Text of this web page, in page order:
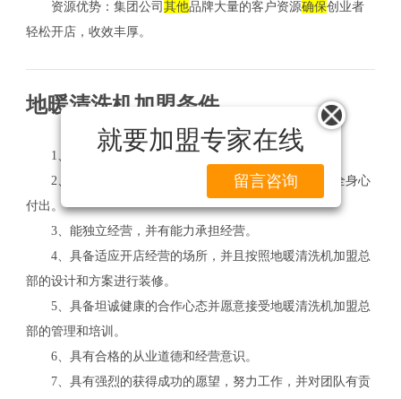
就要加盟专家在线
留言咨询
资源优势：集团公司 其他品牌大量的客户资源确保创业者
轻松开店，收效丰厚。
地暖清洗机加盟条件
1、奉公守法的合法公民。
2、地暖清洗机加盟商需要认可品牌，并决心为品牌全身心
付出。
3、能独立经营，并有能力承担经营。
4、具备适应开店经营的场所，并且按照地暖清洗机加盟总
部的设计和方案进行装修。
5、具备坦诚健康的合作心态并愿意接受地暖清洗机加盟总
部的管理和培训。
6、具有合格的从业道德和经营意识。
7、具有强烈的获得成功的愿望，努力工作，并对团队有贡